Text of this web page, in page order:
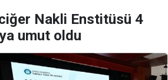
Nakli Enstitüsü 4
umut oldu